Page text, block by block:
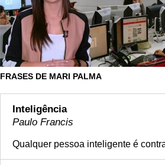
FRASES DE MARI PALMA
Inteligência
Paulo Francis
Qualquer pessoa inteligente é